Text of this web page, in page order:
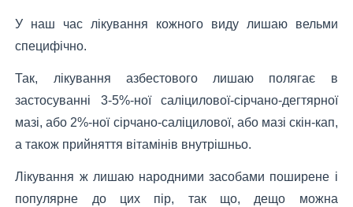
У наш час лікування кожного виду лишаю вельми
специфічно.
Так, лікування азбестового лишаю полягає в
застосуванні 3-5%-ної саліцилової-сірчано-дегтярної
мазі, або 2%-ної сірчано-саліцилової, або мазі скін-кап,
а також прийняття вітамінів внутрішньо.
Лікування ж лишаю народними засобами поширене і
популярне до цих пір, так що, дещо можна